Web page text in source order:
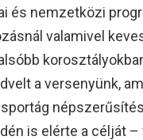
és nemzetközi
valamivel
a versenyünk,
is elérte a célját